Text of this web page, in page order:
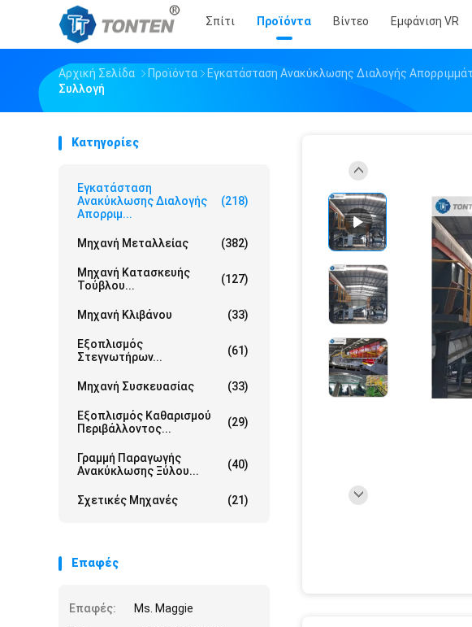
Σπίτι Προϊόντα Βίντεο Εμφάνιση VR
Αρχική Σελίδα Προϊόντα Εγκατάσταση Ανακύκλωσης Διαλογής
Συλλογή
Κατηγορίες
Εγκατάσταση
Ανακύκλωσης Διαλογής
Απορριμ...
(218)
Μηχανή Μεταλλείας (382)
Μηχανή Κατασκευής
Τούβλου...
(127)
Μηχανή Κλιβάνου (33)
Εξοπλισμός
Στεγνωτήρων...
(61)
Μηχανή Συσκευασίας (33)
Εξοπλισμός Καθαρισμού
Περιβάλλοντος...
(29)
Γραμμή Παραγωγής
Ανακύκλωσης Ξύλου...
(40)
Σχετικές Μηχανές (21)
Επαφές
Επαφές:
Ms. Maggie